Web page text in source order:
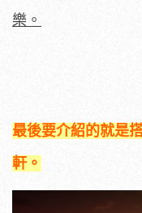
樂。
最後要介紹的就是
軒。